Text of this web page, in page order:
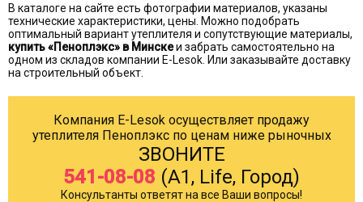
В каталоге на сайте есть фотографии материалов, указаны
технические характеристики, цены. Можно подобрать
оптимальный вариант утеплителя и сопутствующие материалы,
купить «Пеноплэкс» в Минскеи забрать самостоятельно на
одном из складов компании E-Lesok. Или заказывайте доставку
на строительный объект.
Компания E-Lesok осуществляет продажу
утеплителя Пеноплэкс по ценам ниже рыночных
ЗВОНИТЕ
541-08-08 (A1, Life, Город)
Консультанты ответят на все Ваши вопросы!